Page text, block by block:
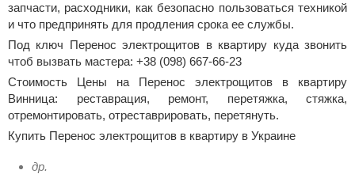
запчасти, расходники, как безопасно пользоваться техникой
и что предпринять для продления срока ее службы.
Под ключ Перенос электрощитов в квартиру куда звонить
чтоб вызвать мастера: +38 (098) 667-66-23
Стоимость Цены на Перенос электрощитов в квартиру
Винница: реставрация, ремонт, перетяжка, стяжка,
отремонтировать, отреставрировать, перетянуть.
Купить Перенос электрощитов в квартиру в Украине
др.